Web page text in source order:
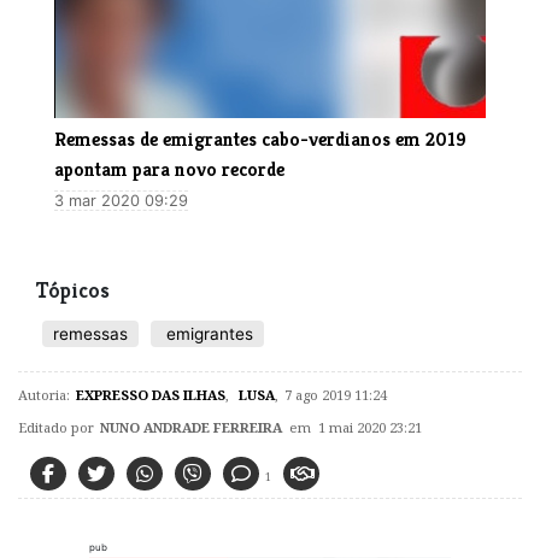
Remessas de emigrantes cabo-verdianos em 2019
apontam para novo recorde
3 mar 2020 09:29
Tópicos
remessas emigrantes
Autoria: EXPRESSO DAS ILHAS LUSA 7 ago 2019 11:24
Editado por NUNO ANDRADE FERREIRA em 1 mai 2020 23:21
1
pub